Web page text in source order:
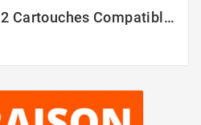
Pack 12 Cartouches Compatible EPSON 603XL